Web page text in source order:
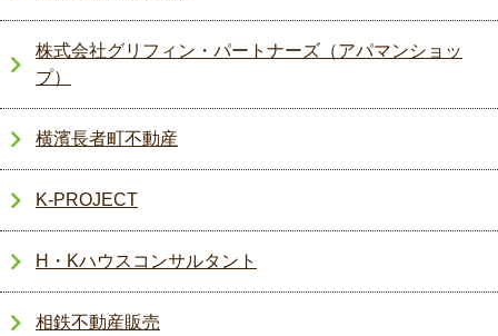
株式会社グリフィン・パートナーズ（アパマンショッ
プ）
横濱長者町不動産
K-PROJECT
H・Kハウスコンサルタント
相鉄不動産販売